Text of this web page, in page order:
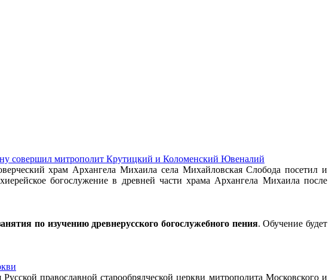
совершил митрополит Крутицкий и Коломенский Ювеналий
храм Архангела Михаила села Михайловская Слобода посетил и
богослужение в древней части храма Архангела Михаила после
по изучению древнерусского богослужебного пения. Обучение будет
православной старообрядческой церкви митрополита Московского и